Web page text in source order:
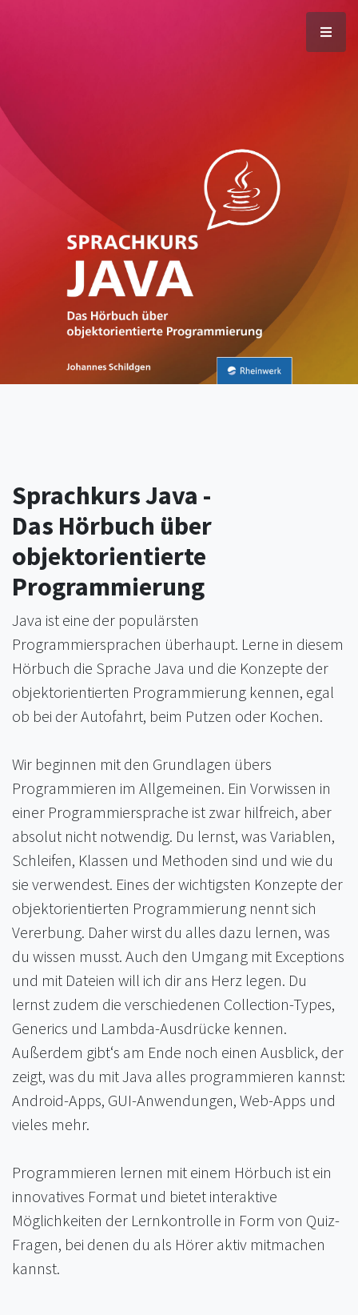
Sprachkurs Java -
Das Hörbuch über
objektorientierte
Programmierung
Java ist eine der populärsten
Programmiersprachen überhaupt. Lerne in diesem
Hörbuch die Sprache Java und die Konzepte der
objektorientierten Programmierung kennen, egal
ob bei der Autofahrt, beim Putzen oder Kochen.
Wir beginnen mit den Grundlagen übers
Programmieren im Allgemeinen. Ein Vorwissen in
einer Programmiersprache ist zwar hilfreich, aber
absolut nicht notwendig. Du lernst, was Variablen,
Schleifen, Klassen und Methoden sind und wie du
sie verwendest. Eines der wichtigsten Konzepte der
objektorientierten Programmierung nennt sich
Vererbung. Daher wirst du alles dazu lernen, was
du wissen musst. Auch den Umgang mit Exceptions
und mit Dateien will ich dir ans Herz legen. Du
lernst zudem die verschiedenen Collection-Types,
Generics und Lambda-Ausdrücke kennen.
Außerdem gibt‘s am Ende noch einen Ausblick, der
zeigt, was du mit Java alles programmieren kannst:
Android-Apps, GUI-Anwendungen, Web-Apps und
vieles mehr.
Programmieren lernen mit einem Hörbuch ist ein
innovatives Format und bietet interaktive
Möglichkeiten der Lernkontrolle in Form von Quiz-
Fragen, bei denen du als Hörer aktiv mitmachen
kannst.